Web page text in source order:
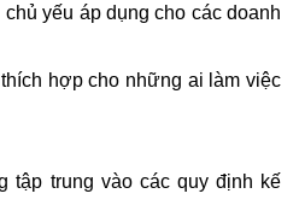
yếu áp dụng cho các doanh
hợp cho những ai làm việc
tập trung vào các quy định kế